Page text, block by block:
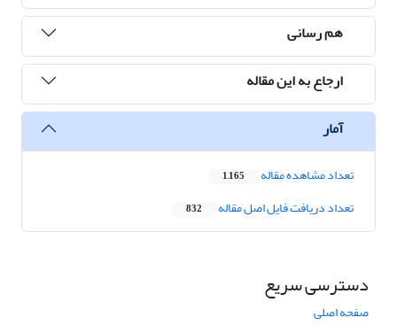
هم رسانی
ارجاع به این مقاله
آمار
تعداد مشاهده مقاله 1,165
تعداد دریافت فایل اصل مقاله 832
دسترسی سریع
صفحه اصلی